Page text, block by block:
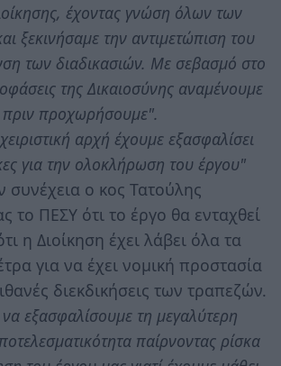
έχοντας γνώση όλων των
ξεκινήσαμε την αντιμετώπιση του
των διαδικασιών. Με σεβασμό στο
της Δικαιοσύνης αναμένουμε
πριν προχωρήσουμε".
αρχή έχουμε εξασφαλίσει
για την ολοκλήρωση του έργου"
συνέχεια ο κος Τατούλης
το ΠΕΣΥ ότι το έργο θα ενταχθεί
η Διοίκηση έχει λάβει όλα τα
για να έχει νομική προστασία
διεκδικήσεις των τραπεζών.
εξασφαλίσουμε τη μεγαλύτερη
παίρνοντας ρίσκα